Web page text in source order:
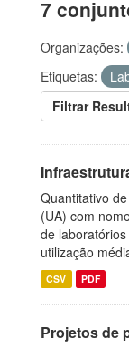
7
Organizações:
Etiquetas:
Filtrar
Quantitativo
(UA) com
de
utilização
CSV PDF
Projetos de